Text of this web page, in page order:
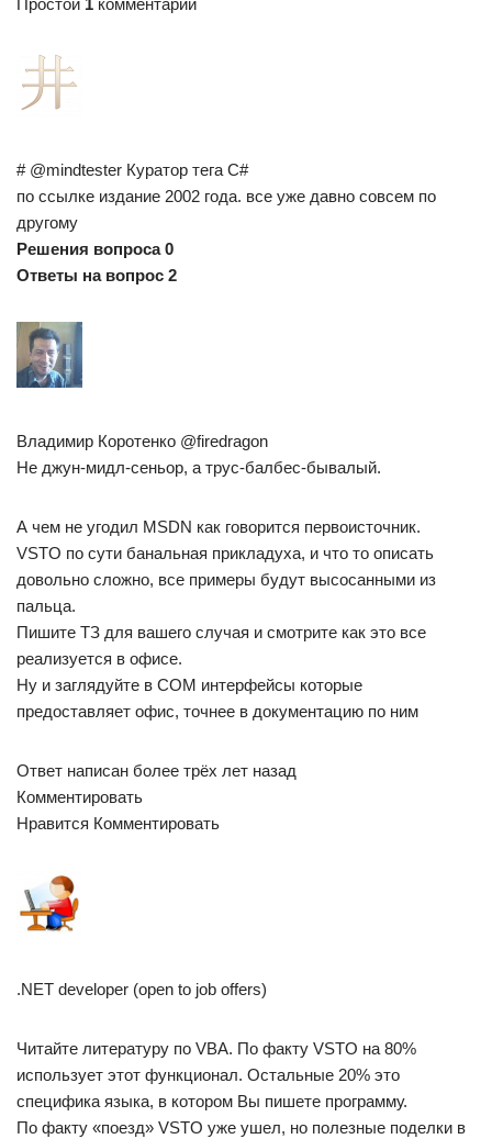
# @mindtester Куратор тега C#
по ссылке издание 2002 года. все уже давно совсем по
другому
Решения вопроса 0
Ответы на вопрос 2
Владимир Коротенко @firedragon
Не джун-мидл-сеньор, а трус-балбес-бывалый.
А чем не угодил MSDN как говорится первоисточник.
VSTO по сути банальная прикладуха, и что то описать
довольно сложно, все примеры будут высосанными из
пальца.
Пишите ТЗ для вашего случая и смотрите как это все
реализуется в офисе.
Ну и заглядуйте в COM интерфейсы которые
предоставляет офис, точнее в документацию по ним
Ответ написан более трёх лет назад
Комментировать
Нравится Комментировать
.NET developer (open to job offers)
Читайте литературу по VBA. По факту VSTO на 80%
использует этот функционал. Остальные 20% это
специфика языка, в котором Вы пишете программу.
По факту «поезд» VSTO уже ушел, но полезные поделки в